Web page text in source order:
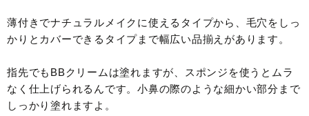
薄付きでナチュラルメイクに使えるタイプから、毛穴をしっ
かりとカバーできるタイプまで幅広い品揃えがあります。
指先でもBBクリームは塗れますが、スポンジを使うとムラ
なく仕上げられるんです。小鼻の際のような細かい部分まで
しっかり塗れますよ。